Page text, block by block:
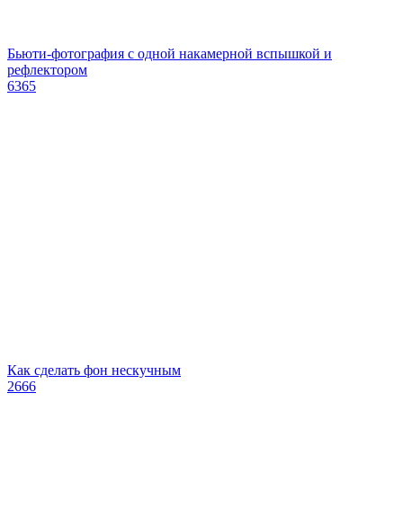
Бьюти-фотография с одной накамерной вспышкой и
рефлектором
6365
Как сделать фон нескучным
2666